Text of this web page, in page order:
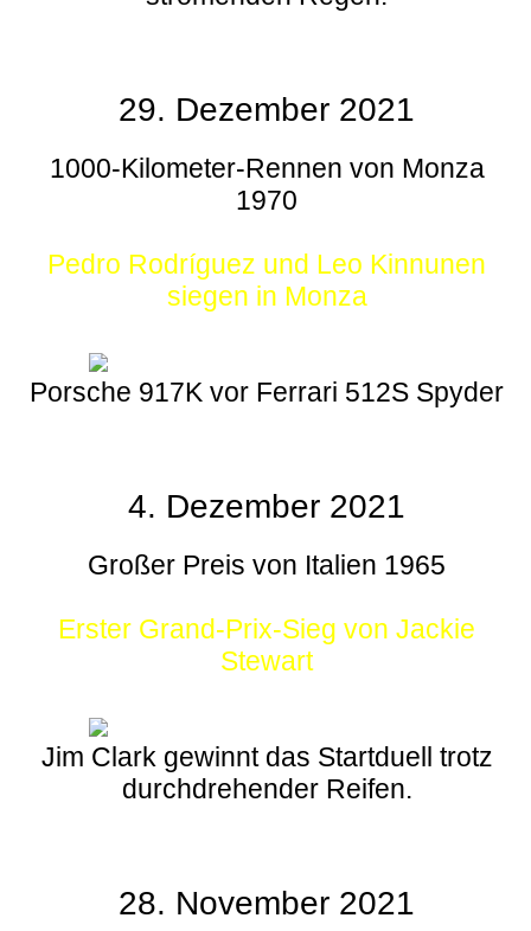
29. Dezember 2021
1000-Kilometer-Rennen von Monza
1970
Pedro Rodríguez und Leo Kinnunen
siegen in Monza
Porsche 917K vor Ferrari 512S Spyder
4. Dezember 2021
Großer Preis von Italien 1965
Erster Grand-Prix-Sieg von Jackie
Stewart
Jim Clark gewinnt das Startduell trotz
durchdrehender Reifen.
28. November 2021